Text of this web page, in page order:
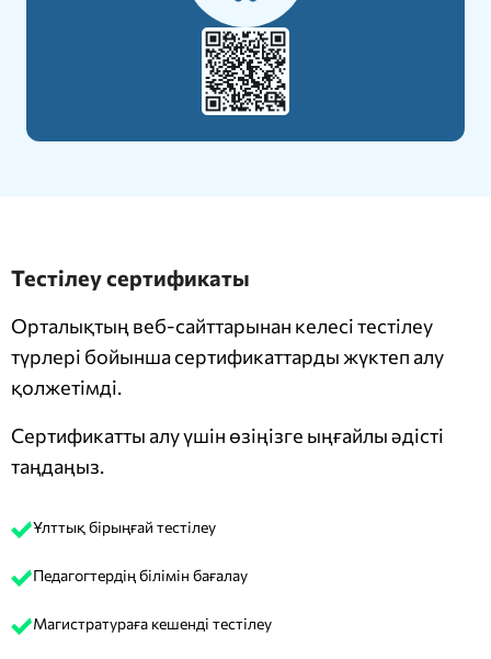
Тестілеу сертификаты
Орталықтың веб-сайттарынан келесі тестілеу
түрлері бойынша сертификаттарды жүктеп алу
қолжетімді.
Сертификатты алу үшін өзіңізге ыңғайлы әдісті
таңдаңыз.
Ұлттық бірыңғай тестілеу
Педагогтердің білімін бағалау
Магистратураға кешенді тестілеу